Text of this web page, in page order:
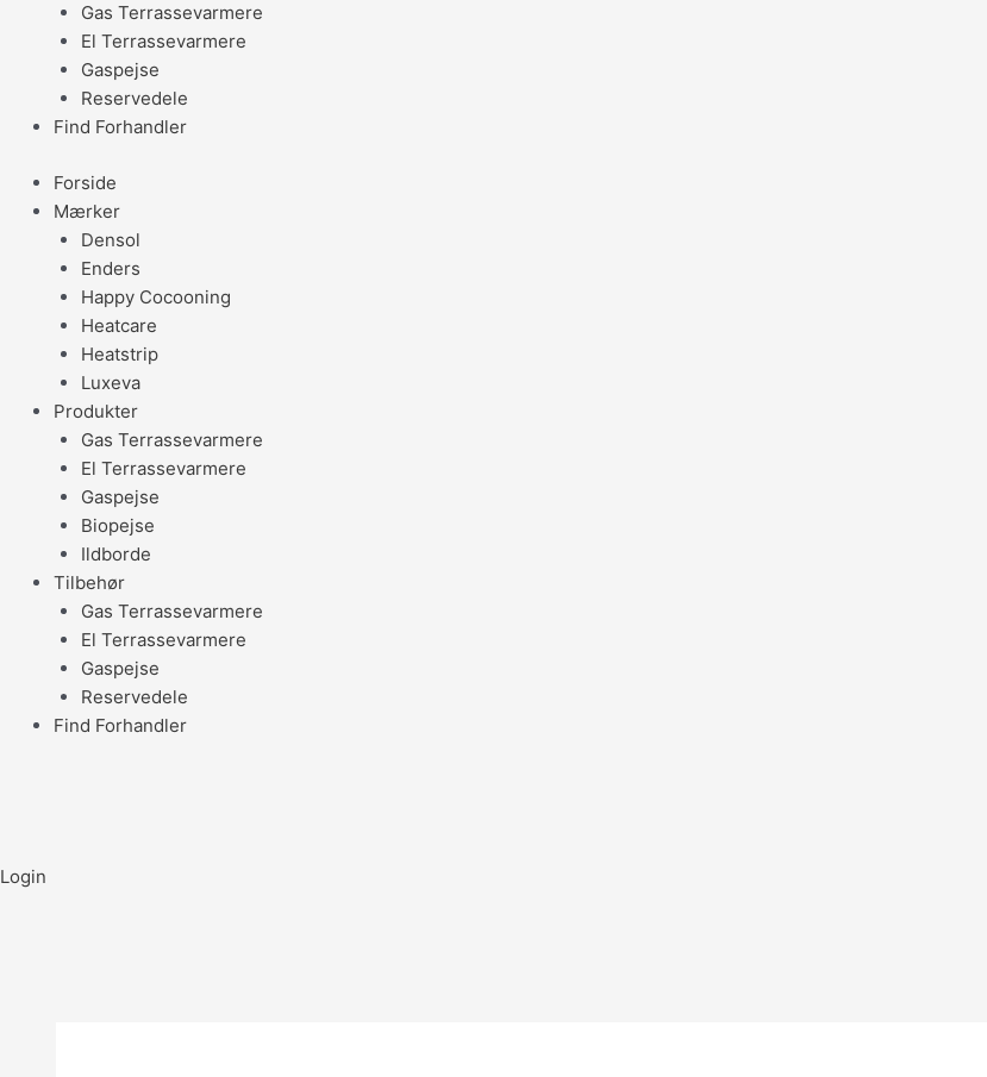
Gas Terrassevarmere
El Terrassevarmere
Gaspejse
Reservedele
Find Forhandler
Forside
Mærker
Densol
Enders
Happy Cocooning
Heatcare
Heatstrip
Luxeva
Produkter
Gas Terrassevarmere
El Terrassevarmere
Gaspejse
Biopejse
Ildborde
Tilbehør
Gas Terrassevarmere
El Terrassevarmere
Gaspejse
Reservedele
Find Forhandler
Login